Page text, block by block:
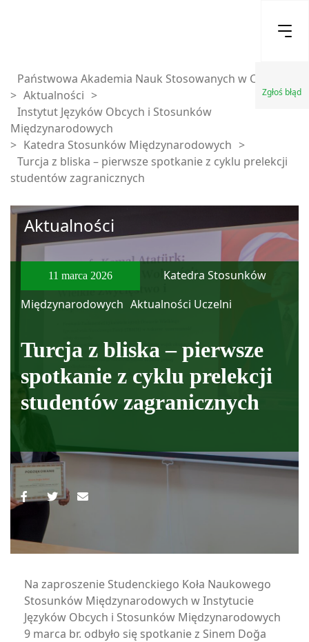
Zgłoś błąd
Państwowa Akademia Nauk Stosowanych w Chełmie
> Aktualności >
Instytut Języków Obcych i Stosunków
Międzynarodowych
> Katedra Stosunków Międzynarodowych >
Turcja z bliska – pierwsze spotkanie z cyklu prelekcji
studentów zagranicznych
Aktualności
11 marca 2026
Katedra Stosunków
Międzynarodowych Aktualności Uczelni
Turcja z bliska – pierwsze
spotkanie z cyklu prelekcji
studentów zagranicznych
Na zaproszenie Studenckiego Koła Naukowego
Stosunków Międzynarodowych w Instytucie
Języków Obcych i Stosunków Międzynarodowych
9 marca br. odbyło się spotkanie z Sinem Doğa